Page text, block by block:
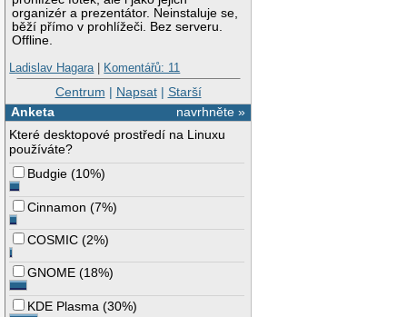
organizér a prezentátor. Neinstaluje se,
běží přímo v prohlížeči. Bez serveru.
Offline.
Ladislav Hagara| Komentářů: 11
Centrum | Napsat| Starší
navrhněte »
Anketa
Které desktopové prostředí na Linuxu
používáte?
Budgie (10%)
Cinnamon (7%)
COSMIC (2%)
GNOME (18%)
KDE Plasma (30%)